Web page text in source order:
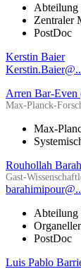
Abteilung
Zentraler
PostDoc
Kerstin Baier
Arren Bar-Even
Max-Planck-
Max-
Rouhollah
Gast-
Abteilung
PostDoc
Luis Pablo